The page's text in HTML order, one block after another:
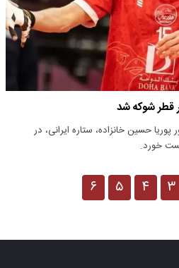
قطر شوکه شد
حسین خانزاده، ستاره ایرانی، در
خورد.
۳ ۴ ۵ ۶